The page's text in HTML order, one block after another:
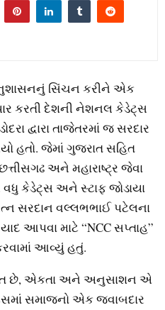
સિંચન કરીને એક
કરતી દેશની નેશનલ કેડેટ્સ
દ્વારા તાજેતરમાં જ સરદાર
હતો. જેમાં ગુજરાત સહિત
અને મહારાષ્ટ્ર જેવા
વધુ કેડેટ્સ અને સ્ટાફ જોડાયા
સરદાન વલ્લભભાઈ પટેલના
આપવા માટે “NCC સપ્તાહ”
આવ્યું હતું.
છે, એકતા અને અનુસાશન એ
સમાજનો એક જવાબદાર